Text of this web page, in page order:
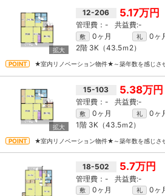
12-206 5.17万円
- -
敷 0ヶ月 礼
0ヶ
2階 3K（43.5ｍ 2）
★室内リノベーション物件★～築年数を感じさ
15-103 5.38万円
- -
敷 0ヶ月 礼
0ヶ
1階 3K（43.5ｍ 2）
★室内リノベーション物件★～築年数を感じさ
18-502 5.7万円
- -
敷 0ヶ月 礼
0ヶ